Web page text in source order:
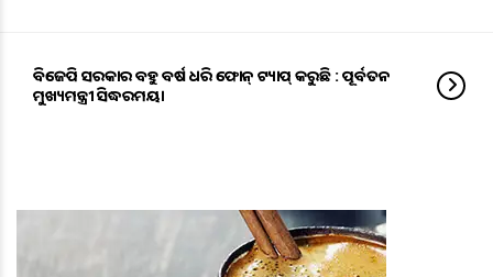
ବିଜେପି ସରକାର ବହୁ ବର୍ଷ ଧରି ଫୋନ୍ ଟ୍ୟାପ୍ କରୁଛି : ପୂର୍ବତନ
ମୁଖ୍ୟମନ୍ତ୍ରୀ ସିଦ୍ଧରମୟା